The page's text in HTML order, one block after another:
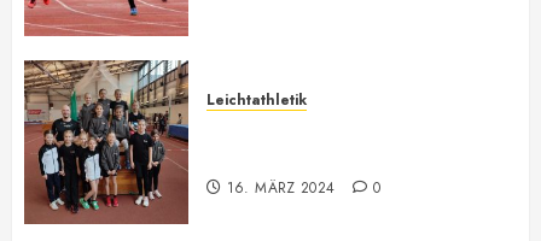
Leichtathletik
16. MÄRZ 2024 0